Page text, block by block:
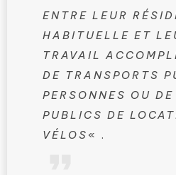
ENTRE LEUR
HABITUELLE ET
TRAVAIL
DE TRANSPORTS
PERSONNES OU
PUBLICS DE
VÉLOS « .